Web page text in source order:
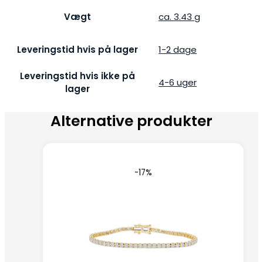
Vægt ca. 3.43 g
Leveringstid hvis på lager 1-2 dage
Leveringstid hvis ikke på
lager
4-6 uger
Alternative produkter
-17%